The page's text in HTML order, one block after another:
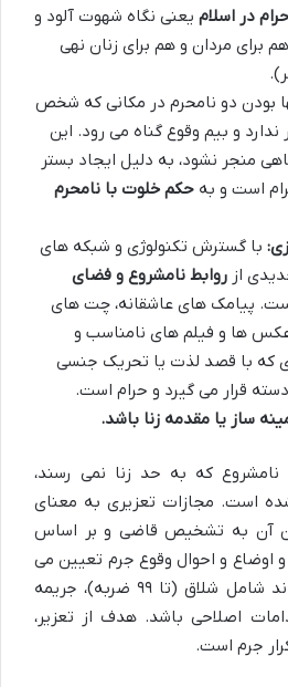
در اسلام یعنی نگاه شهوت آلود و
برای مردان و هم برای زنان نهی
بودن دو نامحرم در مکانی که شخص
و بیم وقوع گناه می رود. این
منجر نشود، به دلیل ایجاد بستر
است و به حکم خلوت با نامحرم
با گسترش تکنولوژی و شبکه های
از روابط نامشروع و فضای
پیامک های عاشقانه، چت های
عکس ها و فیلم های نامناسب و
که با قصد لذت یا تحریک جنسی
قرار می گیرد و حرام است.
ساز یا مقدمه زنا باشد.
نامشروع که به حد زنا نمی رسند،
است. مجازات تعزیری به معنای
آن به تشخیص قاضی و بر اساس
اوضاع و احوال وقوع جرم تعیین می
شود. این مجازات می تواند شامل شلاق (تا ۹۹ ضربه)، جریمه
اصلاحی باشد. هدف از تعزیر،
جرم است.